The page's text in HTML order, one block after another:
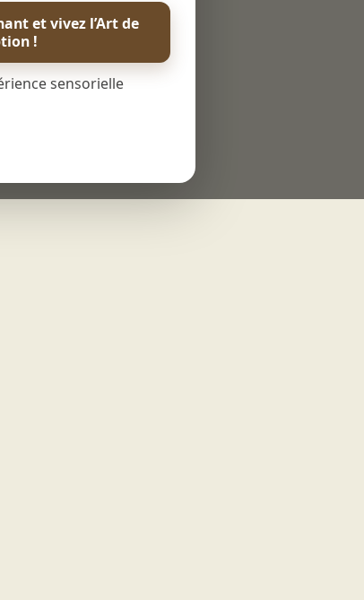
et vivez l’Art de
!
sensorielle